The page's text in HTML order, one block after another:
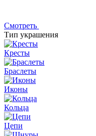
Смотреть
Тип украшения
Кресты
Браслеты
Иконы
Кольца
Цепи